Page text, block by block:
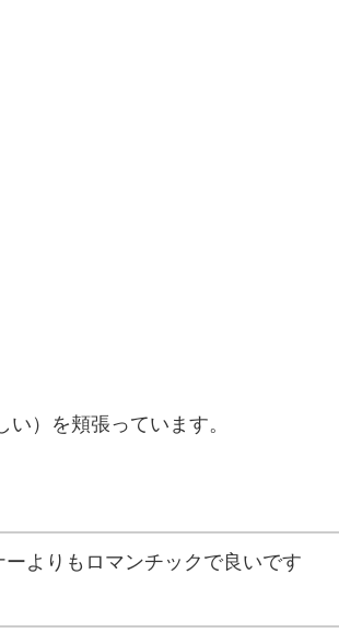
）を頬張っています。
よりもロマンチックで良いです